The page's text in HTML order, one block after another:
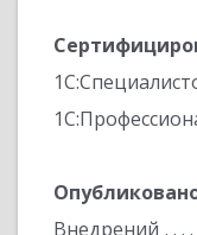
Внедрений